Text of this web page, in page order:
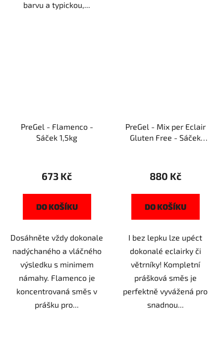
barvu a typickou,...
PreGel - Flamenco -
Sáček 1,5kg
673 Kč
DO KOŠÍKU
Dosáhněte vždy dokonale
nadýchaného a vláčného
výsledku s minimem
námahy. Flamenco je
koncentrovaná směs v
prášku pro...
PreGel - Mix per Eclair
Gluten Free - Sáček
880 Kč
DO KOŠÍKU
I bez lepku lze upéct
dokonalé eclairky či
větrníky! Kompletní
prášková směs je
perfektně vyvážená pro
snadnou...